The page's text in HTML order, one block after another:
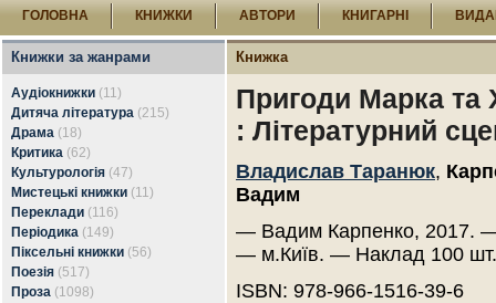
ГОЛОВНА КНИЖКИ АВТОРИ КНИГАРНІ
Книжки за жанрами
Аудіокнижки (11)
Дитяча література (215)
Драма (18)
Критика (62)
Культурологія (47)
Мистецькі книжки (11)
Переклади (116)
Періодика (149)
Піксельні книжки (56)
Поезія (517)
Проза (1098)
Книжка
Пригоди Марка та
: Літературний
Владислав Таранюк,
Вадим
— Вадим Карпенко, 2017.
— м.Київ. — Наклад 100 шт.
ISBN: 978-966-1516-39-6